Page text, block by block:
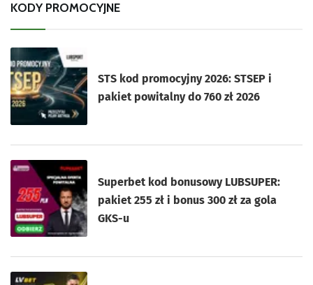
KODY PROMOCYJNE
STS kod promocyjny 2026: STSEP i
pakiet powitalny do 760 zł 2026
Superbet kod bonusowy LUBSUPER:
pakiet 255 zł i bonus 300 zł za gola
GKS-u